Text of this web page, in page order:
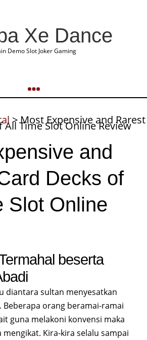
Xe Dance
Demo Slot Joker Gaming
>Most Expensive and Rarest
All Time Slot Online Review
and
Decks of
Slot Online
beserta
diantara sultan menyesatkan
Beberapa orang beramai-ramai
guna melakoni konvensi maka
mengikat. Kira-kira selalu sampai